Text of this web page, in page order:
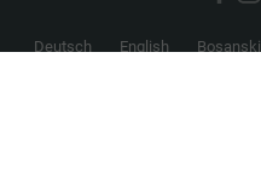
Deutsch English Bosanski